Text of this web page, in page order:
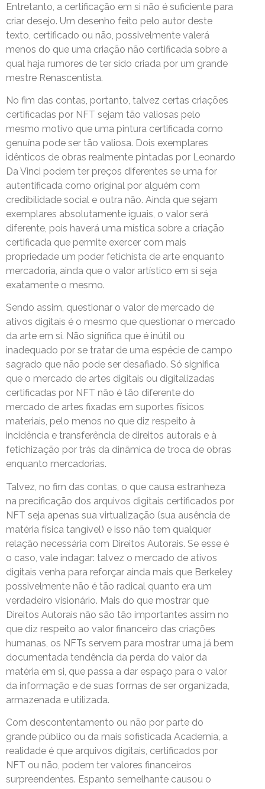
Entretanto, a certificação em si não é suficiente para
criar desejo. Um desenho feito pelo autor deste
texto, certificado ou não, possivelmente valerá
menos do que uma criação não certificada sobre a
qual haja rumores de ter sido criada por um grande
mestre Renascentista.
No fim das contas, portanto, talvez certas criações
certificadas por NFT sejam tão valiosas pelo
mesmo motivo que uma pintura certificada como
genuína pode ser tão valiosa. Dois exemplares
idênticos de obras realmente pintadas por Leonardo
Da Vinci podem ter preços diferentes se uma for
autentificada como original por alguém com
credibilidade social e outra não. Ainda que sejam
exemplares absolutamente iguais, o valor será
diferente, pois haverá uma mística sobre a criação
certificada que permite exercer com mais
propriedade um poder fetichista de arte enquanto
mercadoria, ainda que o valor artístico em si seja
exatamente o mesmo.
Sendo assim, questionar o valor de mercado de
ativos digitais é o mesmo que questionar o mercado
da arte em si. Não significa que é inútil ou
inadequado por se tratar de uma espécie de campo
sagrado que não pode ser desafiado. Só significa
que o mercado de artes digitais ou digitalizadas
certificadas por NFT não é tão diferente do
mercado de artes fixadas em suportes físicos
materiais, pelo menos no que diz respeito à
incidência e transferência de direitos autorais e à
fetichização por trás da dinâmica de troca de obras
enquanto mercadorias.
Talvez, no fim das contas, o que causa estranheza
na precificação dos arquivos digitais certificados por
NFT seja apenas sua virtualização (sua ausência de
matéria física tangível) e isso não tem qualquer
relação necessária com Direitos Autorais. Se esse é
o caso, vale indagar: talvez o mercado de ativos
digitais venha para reforçar ainda mais que Berkeley
possivelmente não é tão radical quanto era um
verdadeiro visionário. Mais do que mostrar que
Direitos Autorais não são tão importantes assim no
que diz respeito ao valor financeiro das criações
humanas, os NFTs servem para mostrar uma já bem
documentada tendência da perda do valor da
matéria em si, que passa a dar espaço para o valor
da informação e de suas formas de ser organizada,
armazenada e utilizada.
Com descontentamento ou não por parte do
grande público ou da mais sofisticada Academia, a
realidade é que arquivos digitais, certificados por
NFT ou não, podem ter valores financeiros
surpreendentes. Espanto semelhante causou o